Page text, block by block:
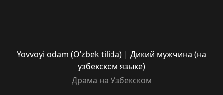
Yovvoyi odam (O’zbek tilida) | Дикий мужчина (на
узбекском языке)
Драма на Узбекском